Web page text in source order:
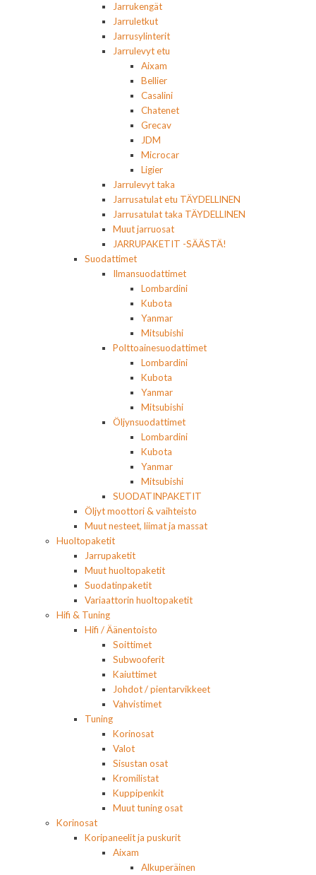
Jarrukengät
Jarruletkut
Jarrusylinterit
Jarrulevyt etu
Aixam
Bellier
Casalini
Chatenet
Grecav
JDM
Microcar
Ligier
Jarrulevyt taka
Jarrusatulat etu TÄYDELLINEN
Jarrusatulat taka TÄYDELLINEN
Muut jarruosat
JARRUPAKETIT -SÄÄSTÄ!
Suodattimet
Ilmansuodattimet
Lombardini
Kubota
Yanmar
Mitsubishi
Polttoainesuodattimet
Lombardini
Kubota
Yanmar
Mitsubishi
Öljynsuodattimet
Lombardini
Kubota
Yanmar
Mitsubishi
SUODATINPAKETIT
Öljyt moottori & vaihteisto
Muut nesteet, liimat ja massat
Huoltopaketit
Jarrupaketit
Muut huoltopaketit
Suodatinpaketit
Variaattorin huoltopaketit
Hifi & Tuning
Hifi / Äänentoisto
Soittimet
Subwooferit
Kaiuttimet
Johdot / pientarvikkeet
Vahvistimet
Tuning
Korinosat
Valot
Sisustan osat
Kromilistat
Kuppipenkit
Muut tuning osat
Korinosat
Koripaneelit ja puskurit
Aixam
Alkuperäinen